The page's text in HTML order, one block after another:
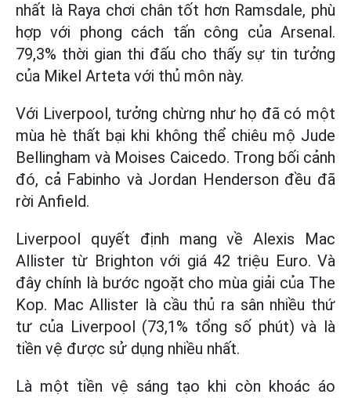
nhất là Raya chơi chân tốt hơn Ramsdale, phù
hợp với phong cách tấn công của Arsenal.
79,3% thời gian thi đấu cho thấy sự tin tưởng
của Mikel Arteta với thủ môn này.
Với Liverpool, tưởng chừng như họ đã có một
mùa hè thất bại khi không thể chiêu mộ Jude
Bellingham và Moises Caicedo. Trong bối cảnh
đó, cả Fabinho và Jordan Henderson đều đã
rời Anfield.
Liverpool quyết định mang về Alexis Mac
Allister từ Brighton với giá 42 triệu Euro. Và
đây chính là bước ngoặt cho mùa giải của The
Kop. Mac Allister là cầu thủ ra sân nhiều thứ
tư của Liverpool (73,1% tổng số phút) và là
tiền vệ được sử dụng nhiều nhất.
Là một tiền vệ sáng tạo khi còn khoác áo